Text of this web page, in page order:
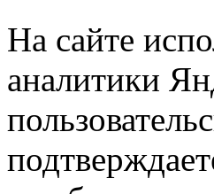
На сайте
аналитики